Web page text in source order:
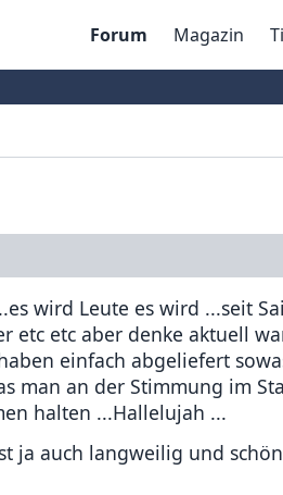
Forum Magazin
wird Leute es wird ...seit
etc etc aber denke aktuell
einfach abgeliefert
man an der Stimmung im
halten ...Hallelujah ...
ja auch langweilig und